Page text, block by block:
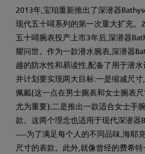
2013年,宝珀重新推出了深潜器
现代五十噚系列的第一次重大扩充。
五十噚腕表投产上市3年后,深潜器
耀问世。作为一款潜水腕表,深潜器
越的防水性和易读性,配备了用于潜
并计划要实现两大目标:一是缩减尺寸
佩戴(这一点在男士腕表和女士腕表
尤为重要);二是推出一款适合女士手
款。这两个理念也适用于现代深潜器
——为了满足每个人的不同品味,海耶
尺寸的表款。此外,就像曾经的费希